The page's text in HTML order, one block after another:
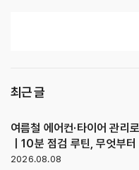
최근 글
여름철 에어컨·타이어 관리
｜10분 점검 루틴, 무엇부
2026.08.08